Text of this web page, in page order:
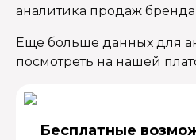
аналитика продаж бренда
Еще больше данных для
посмотреть на нашей
Бесплатные